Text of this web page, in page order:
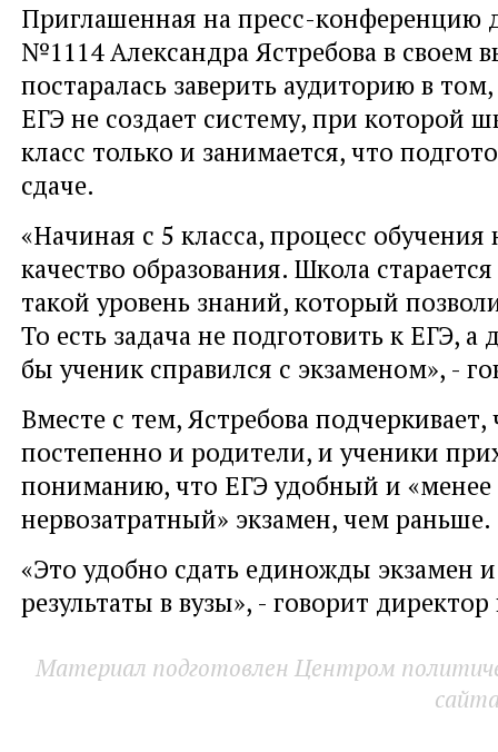
Приглашенная на пресс-конференцию
№1114 Александра Ястребова в своем
постаралась заверить аудиторию в
ЕГЭ не создает систему, при которой
класс только и занимается, что
сдаче.
«Начиная с 5 класса, процесс обучения
качество образования. Школа
такой уровень знаний, который
То есть задача не подготовить к ЕГЭ, а
бы ученик справился с экзаменом», -
Вместе с тем, Ястребова подчеркивает,
постепенно и родители, и ученики
пониманию, что ЕГЭ удобный и «менее
нервозатратный» экзамен, чем раньше.
«Это удобно сдать единожды экзамен
результаты в вузы», - говорит
Материал подготовлен Центром